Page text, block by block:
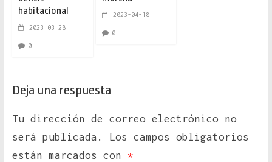
habitacional
2023-03-28
0
2023-04-18
0
Deja una respuesta
Tu dirección de correo electrónico no
será publicada.
Los campos obligatorios
están marcados con *